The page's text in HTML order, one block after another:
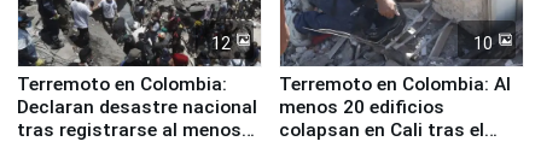
12
Terremoto en Colombia:
Declaran desastre nacional
tras registrarse al menos
10
Terremoto en Colombia: Al
menos 20 edificios
colapsan en Cali tras el